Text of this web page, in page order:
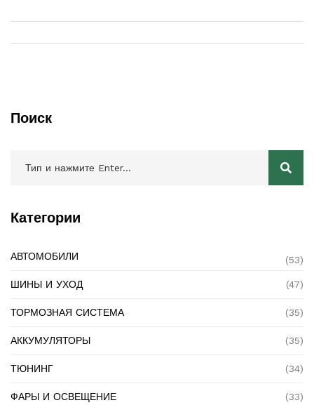
Поиск
Категории
АВТОМОБИЛИ (53)
ШИНЫ И УХОД (47)
ТОРМОЗНАЯ СИСТЕМА (35)
АККУМУЛЯТОРЫ (35)
ТЮНИНГ (34)
ФАРЫ И ОСВЕЩЕНИЕ (33)